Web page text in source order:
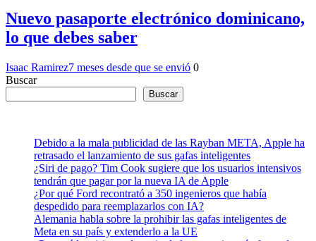
Nuevo pasaporte electrónico dominicano,
lo que debes saber
Isaac Ramirez7 meses desde que se envió 0
Buscar
Buscar
Debido a la mala publicidad de las Rayban META, Apple ha
retrasado el lanzamiento de sus gafas inteligentes
¿Siri de pago? Tim Cook sugiere que los usuarios intensivos
tendrán que pagar por la nueva IA de Apple
¿Por qué Ford recontrató a 350 ingenieros que había
despedido para reemplazarlos con IA?
Alemania habla sobre la prohibir las gafas inteligentes de
Meta en su país y extenderlo a la UE